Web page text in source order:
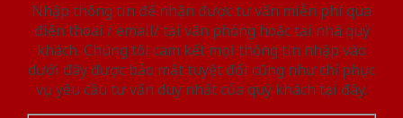
Nhập thông tin để nhận được tư vấn miễn phí qua
điện thoại / email/ tại văn phòng hoặc tại nhà quý
khách. Chúng tôi cam kết mọi thông tin nhập vào
dưới đây được bảo mật tuyệt đối cũng như chỉ phục
vụ yêu cầu tư vấn duy nhất của quý khách tại đây.